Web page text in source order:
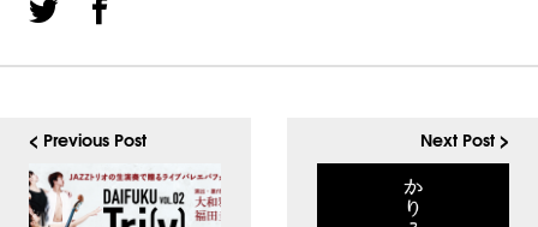
< Previous Post Next Post >